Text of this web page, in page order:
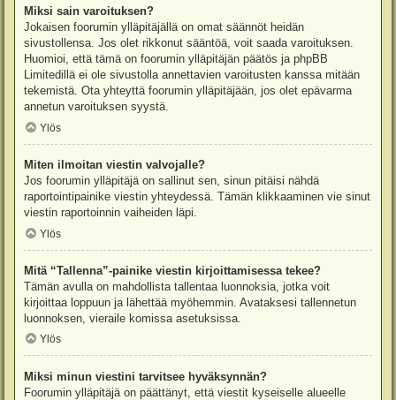
Miksi sain varoituksen?
Jokaisen foorumin ylläpitäjällä on omat säännöt heidän
sivustollensa. Jos olet rikkonut sääntöä, voit saada varoituksen.
Huomioi, että tämä on foorumin ylläpitäjän päätös ja phpBB
Limitedillä ei ole sivustolla annettavien varoitusten kanssa mitään
tekemistä. Ota yhteyttä foorumin ylläpitäjään, jos olet epävarma
annetun varoituksen syystä.
Ylös
Miten ilmoitan viestin valvojalle?
Jos foorumin ylläpitäjä on sallinut sen, sinun pitäisi nähdä
raportointipainike viestin yhteydessä. Tämän klikkaaminen vie sinut
viestin raportoinnin vaiheiden läpi.
Ylös
Mitä “Tallenna”-painike viestin kirjoittamisessa tekee?
Tämän avulla on mahdollista tallentaa luonnoksia, jotka voit
kirjoittaa loppuun ja lähettää myöhemmin. Avataksesi tallennetun
luonnoksen, vieraile komissa asetuksissa.
Ylös
Miksi minun viestini tarvitsee hyväksynnän?
Foorumin ylläpitäjä on päättänyt, että viestit kyseiselle alueelle